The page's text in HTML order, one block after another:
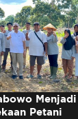
Menjadi
Petani